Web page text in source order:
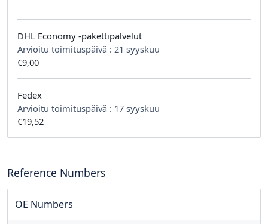
DHL Economy -pakettipalvelut
Arvioitu toimituspäivä : 21 syyskuu
€9,00
Fedex
Arvioitu toimituspäivä : 17 syyskuu
€19,52
Reference Numbers
OE Numbers